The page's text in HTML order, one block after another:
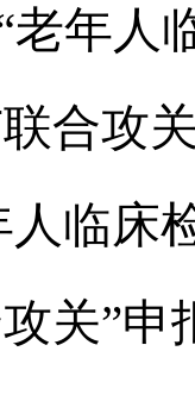
老年人
合攻
临床
关”申